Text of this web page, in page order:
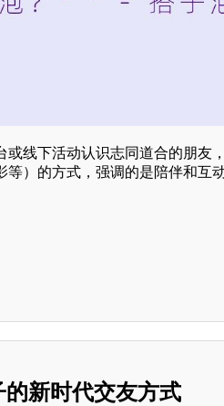
或线下活动认识志同道合的朋友
）的方式，强调的是陪伴和互动
新时代交友方式